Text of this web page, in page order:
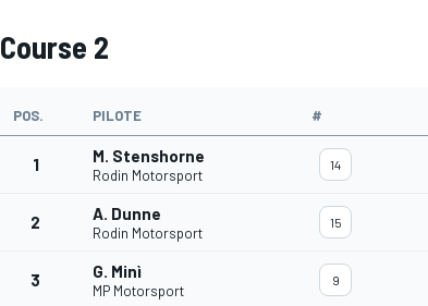
Course 2
POS. PILOTE #
1 M. Stenshorne
Rodin Motorsport
14
2 A. Dunne
Rodin Motorsport
15
3 G. Minì
MP Motorsport
9